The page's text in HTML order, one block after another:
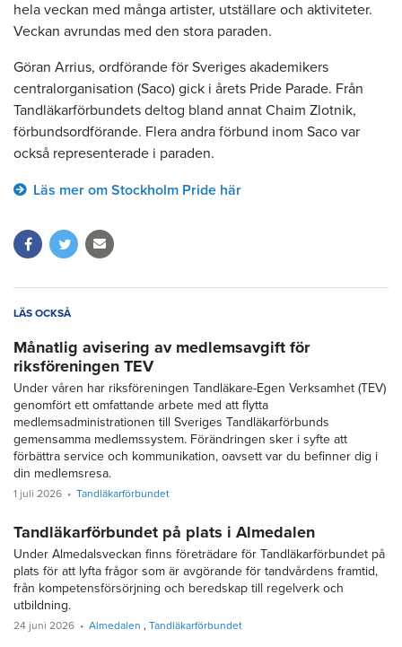
hela veckan med många artister, utställare och aktiviteter.
Veckan avrundas med den stora paraden.
Göran Arrius, ordförande för Sveriges akademikers
centralorganisation (Saco) gick i årets Pride Parade. Från
Tandläkarförbundets deltog bland annat Chaim Zlotnik,
förbundsordförande. Flera andra förbund inom Saco var
också representerade i paraden.
Läs mer om Stockholm Pride här
LÄS OCKSÅ
Månatlig avisering av medlemsavgift för
riksföreningen TEV
Under våren har riksföreningen Tandläkare-Egen Verksamhet (TEV)
genomfört ett omfattande arbete med att flytta
medlemsadministrationen till Sveriges Tandläkarförbunds
gemensamma medlemssystem. Förändringen sker i syfte att
förbättra service och kommunikation, oavsett var du befinner dig i
din medlemsresa.
1 juli 2026 Tandläkarförbundet
Tandläkarförbundet på plats i Almedalen
Under Almedalsveckan finns företrädare för Tandläkarförbundet på
plats för att lyfta frågor som är avgörande för tandvårdens framtid,
från kompetensförsörjning och beredskap till regelverk och
utbildning.
24 juni 2026 Almedalen Tandläkarförbundet